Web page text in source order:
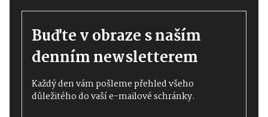
Buďte v obraze s naším
denním newsletterem
Každý den vám pošleme přehled všeho
důležitého do vaší e-mailové schránky.